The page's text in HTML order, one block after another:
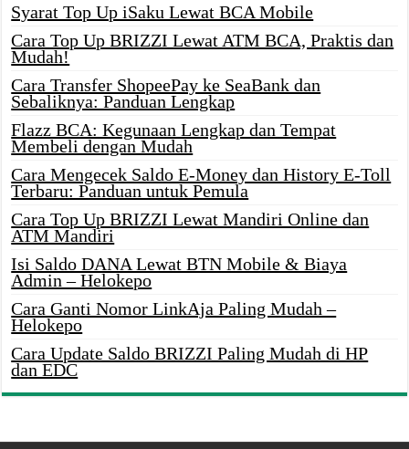
Syarat Top Up iSaku Lewat BCA Mobile
Cara Top Up BRIZZI Lewat ATM BCA, Praktis dan
Mudah!
Cara Transfer ShopeePay ke SeaBank dan
Sebaliknya: Panduan Lengkap
Flazz BCA: Kegunaan Lengkap dan Tempat
Membeli dengan Mudah
Cara Mengecek Saldo E-Money dan History E-Toll
Terbaru: Panduan untuk Pemula
Cara Top Up BRIZZI Lewat Mandiri Online dan
ATM Mandiri
Isi Saldo DANA Lewat BTN Mobile & Biaya
Admin – Helokepo
Cara Ganti Nomor LinkAja Paling Mudah –
Helokepo
Cara Update Saldo BRIZZI Paling Mudah di HP
dan EDC